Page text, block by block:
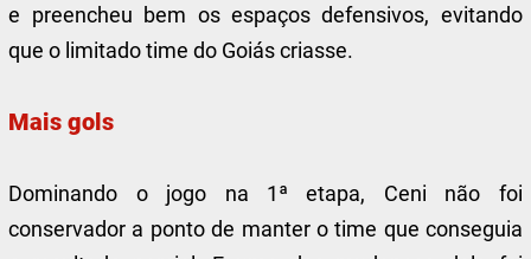
e preencheu bem os espaços defensivos, evitando
que o limitado time do Goiás criasse.
Mais gols
Dominando o jogo na 1ª etapa, Ceni não foi
conservador a ponto de manter o time que conseguia